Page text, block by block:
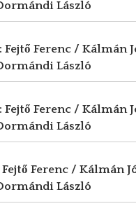
László
Fejtő Ferenc / Kálmán
László
Fejtő Ferenc / Kálmán
László
Fejtő Ferenc / Kálmán
László